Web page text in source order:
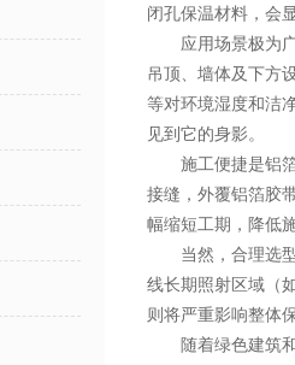
闭孔保温材料，会
应用场景极为广
吊顶、墙体及下方
等对环境湿度和洁
见到它的身影。
施工便捷是铝箔
接缝，外覆铝箔胶
幅缩短工期，降低
当然，合理选型
线长期照射区域（
则将严重影响整体
随着绿色建筑和